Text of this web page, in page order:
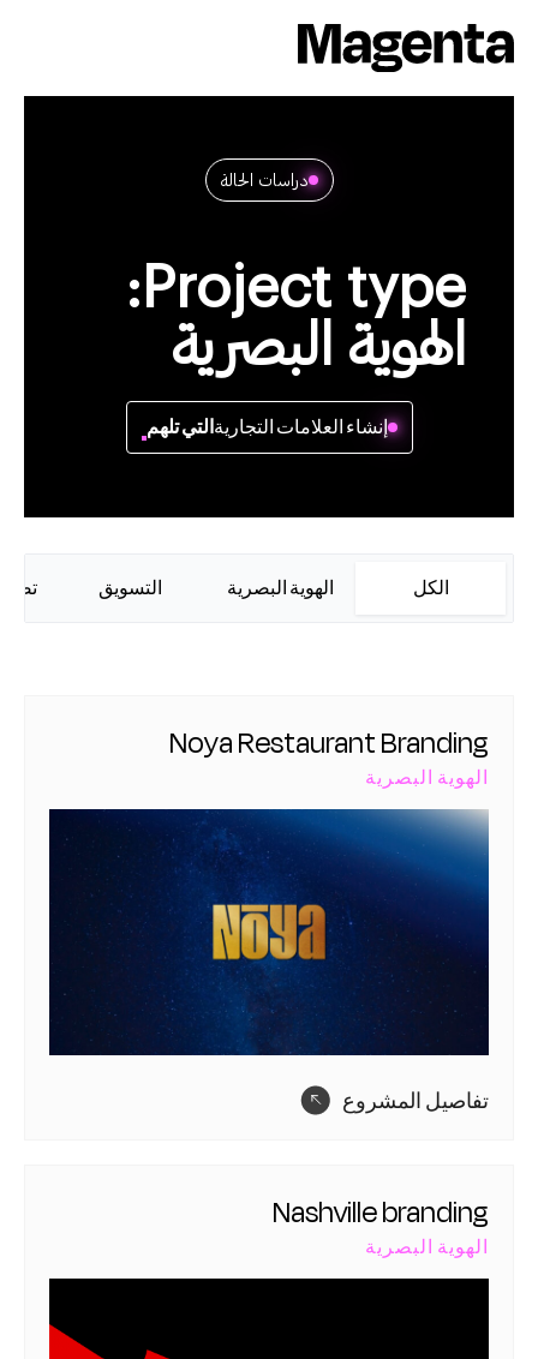
to
content
دراسات الحالة
Project type:
الهوية البصرية
إنشاء العلامات التجارية التي تلهم
الكل الهوية البصرية التسويق
Noya Restaurant Branding
الهوية البصرية
تفاصيل المشروع
Nashville branding
الهوية البصرية